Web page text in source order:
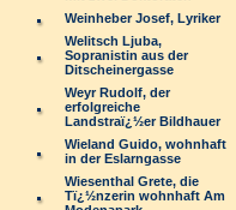
Weinheber Josef, Lyriker
Welitsch Ljuba,
Sopranistin aus der
Ditscheinergasse
Weyr Rudolf, der
erfolgreiche
Landstraï¿½er Bildhauer
Wieland Guido, wohnhaft
in der Eslarngasse
Wiesenthal Grete, die
Tï¿½nzerin wohnhaft Am